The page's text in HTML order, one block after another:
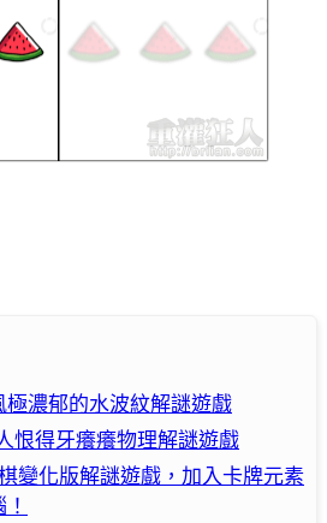
極濃郁的水波紋解謎遊戲
恨得牙癢癢物理解謎遊戲
變化版解謎遊戲，加入卡牌元素